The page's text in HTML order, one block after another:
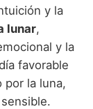
y la
lunar,
y la
favorable
por la luna,